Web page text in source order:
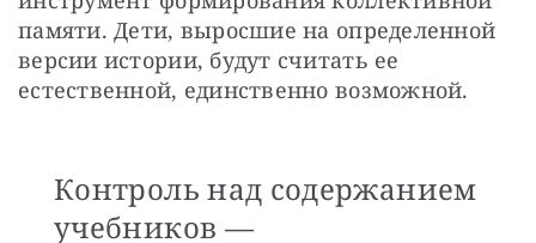
памяти. Дети, выросшие на определенной
версии истории, будут считать ее
естественной, единственно возможной.
Контроль над содержанием
учебников —